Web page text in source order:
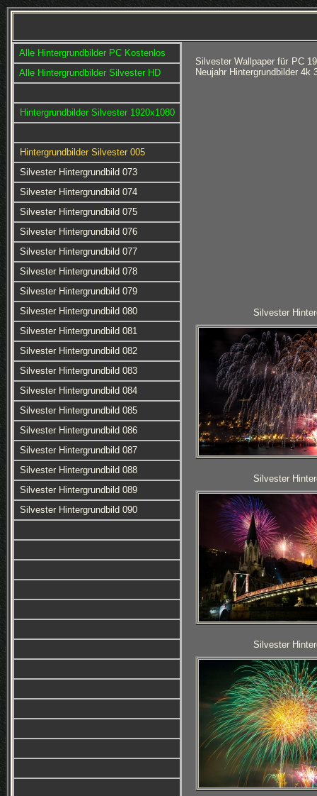
Alle Hintergrundbilder PC Kostenlos
Alle Hintergrundbilder Silvester HD
Hintergrundbilder Silvester 1920x1080
Hintergrundbilder Silvester 005
Silvester Hintergrundbild 073
Silvester Hintergrundbild 074
Silvester Hintergrundbild 075
Silvester Hintergrundbild 076
Silvester Hintergrundbild 077
Silvester Hintergrundbild 078
Silvester Hintergrundbild 079
Silvester Hintergrundbild 080
Silvester Hintergrundbild 081
Silvester Hintergrundbild 082
Silvester Hintergrundbild 083
Silvester Hintergrundbild 084
Silvester Hintergrundbild 085
Silvester Hintergrundbild 086
Silvester Hintergrundbild 087
Silvester Hintergrundbild 088
Silvester Hintergrundbild 089
Silvester Hintergrundbild 090
Silvester Wallpaper für PC
Neujahr Hintergrundbilder 4k
Silvester
Silvester
Silvester